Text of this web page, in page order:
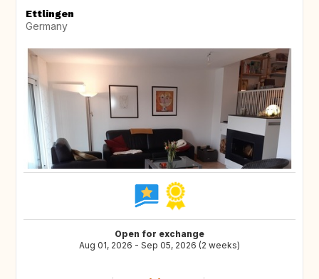
Ettlingen
Germany
Open for exchange
Aug 01, 2026 - Sep 05, 2026 (2 weeks)